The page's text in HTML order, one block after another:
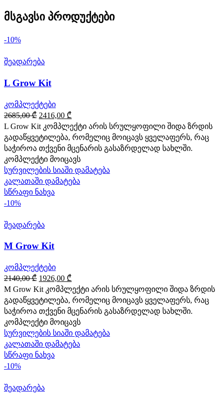
მსგავსი პროდუქტები
-10%
შეადარება
L Grow Kit
კომპლექტები
2685,00₾ Original
price
was:
2685,00 ₾.
2416,00 ₾
price
is:
2416,00 ₾.
L Grow Kit კომპლექტი არის სრულყოფილი შიდა ზრდის
გადაწყვეტილება, რომელიც მოიცავს ყველაფერს, რაც
საჭიროა თქვენი მცენარის გასაზრდელად სახლში.
კომპლექტი მოიცავს
სურვილების სიაში დამატება
კალათაში დამატება
სწრაფი ნახვა
-10%
შეადარება
M Grow Kit
კომპლექტები
2140,00₾ Original
price
was:
2140,00 ₾.
1926,00 ₾
price
is:
1926,00 ₾.
M Grow Kit კომპლექტი არის სრულყოფილი შიდა ზრდის
გადაწყვეტილება, რომელიც მოიცავს ყველაფერს, რაც
საჭიროა თქვენი მცენარის გასაზრდელად სახლში.
კომპლექტი მოიცავს
სურვილების სიაში დამატება
კალათაში დამატება
სწრაფი ნახვა
-10%
შეადარება